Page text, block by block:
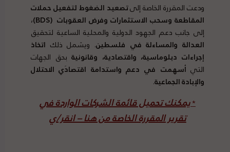
ودعت المقررة الخاصة إلىتصعيد الضغوط لتفعيل حملات
المقاطعة وسحب الاستثمارات وفرض العقوبات (BDS)
،
إلى جانب دعم الجهود الدولية والمحلية الساعية لتحقيق
العدالة والمساءلة في فلسطين. ويشمل ذلك اتخاذ
إجراءات دبلوماسية، واقتصادية، وقانونيةبحق الجهات
التي أسهمت في دعم واستدامة اقتصادَي الاحتلال
والإبادة الجماعية.
*يمكنك تحميل قائمة الشركات الواردة في
تقرير المقررة الخاصة من هنا – انقر/ي